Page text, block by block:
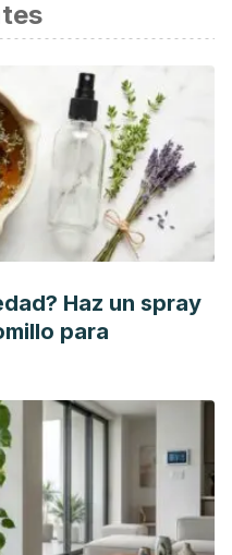
SP., Food Allergy. Curr
17.
PM., Longrois D.,
in the operating room.
83.
KC., Food Allergy: immune
Nat Rev
Haz un spray
para